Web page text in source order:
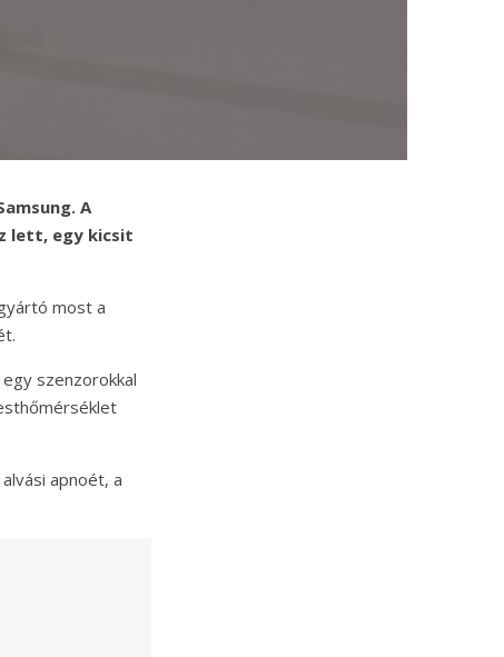
A
lett, egy kicsit
most a
szenzorokkal
apnoét, a